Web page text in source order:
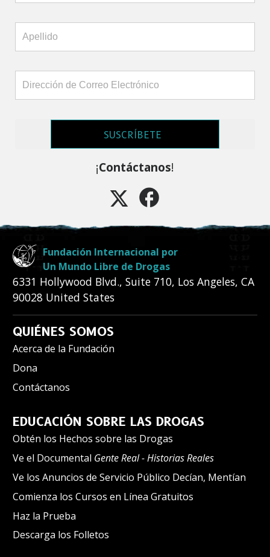
SUSCRÍBETE
¡Contáctanos!
Fundación Internacional por
Un Mundo Libre de Drogas
6331 Hollywood Blvd., Suite 710, Los Angeles, CA
90028 United States
QUIÉNES SOMOS
Acerca de la Fundación
Dona
Contáctanos
EDUCACIÓN SOBRE LAS DROGAS
Obtén los Hechos sobre las Drogas
Ve el Documental Gente Real - Historias Reales
Ve los Anuncios de Servicio Público Decían, Mentían
Comienza los Cursos en Línea Gratuitos
Haz la Prueba
Descarga los Folletos